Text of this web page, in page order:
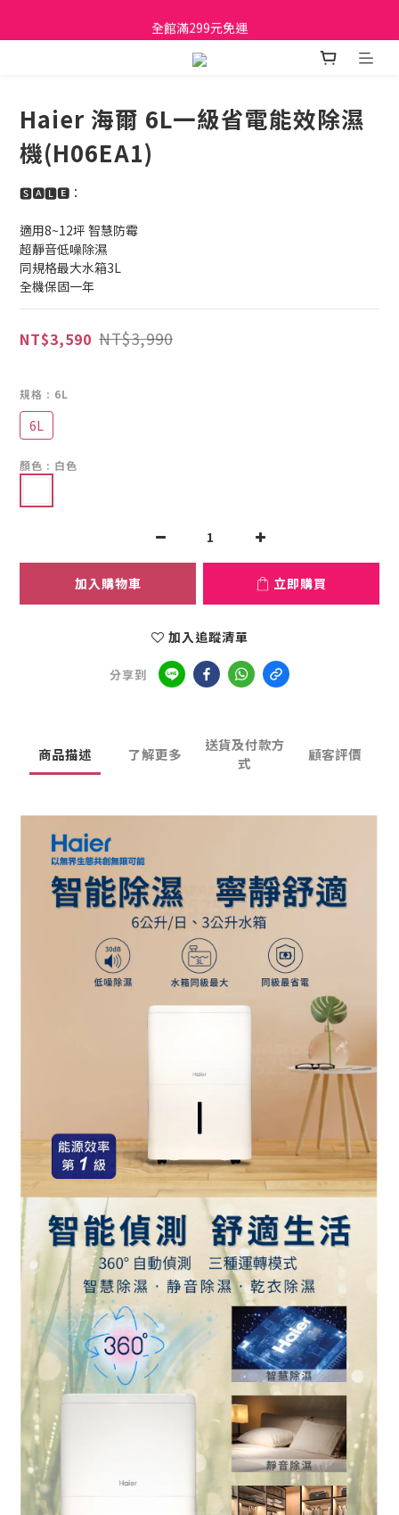
日立家電、國際牌 原廠管制價格 私訊優惠價
全館滿299元免運
日立家電、國際牌 原廠管制價格 私訊優惠價
Haier 海爾 6L一級省電能效除濕
機(H06EA1)
🆂🅰🅻🅴：
適用8~12坪 智慧防霉
超靜音低噪除濕
同規格最大水箱3L
全機保固一年
NT$3,590 NT$3,990
規格 : 6L
6L
顏色 : 白色
加入購物車 立即購買
加入追蹤清單
分享到
商品描述 了解更多
送貨及付款方
式
顧客評價